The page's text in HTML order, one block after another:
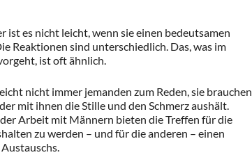
ist es nicht leicht, wenn sie einen bedeutsamen
Reaktionen sind unterschiedlich. Das, was im
ist oft ähnlich.
nicht immer jemanden zum Reden, sie brauchen
mit ihnen die Stille und den Schmerz aushält.
Arbeit mit Männern bieten die Treffen für die
zu werden – und für die anderen – einen